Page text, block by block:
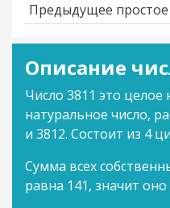
Предыдущее простое
Описание
Число 3811 это
натуральное число,
и 3812. Состоит из 4
Сумма всех
равна 141, значит